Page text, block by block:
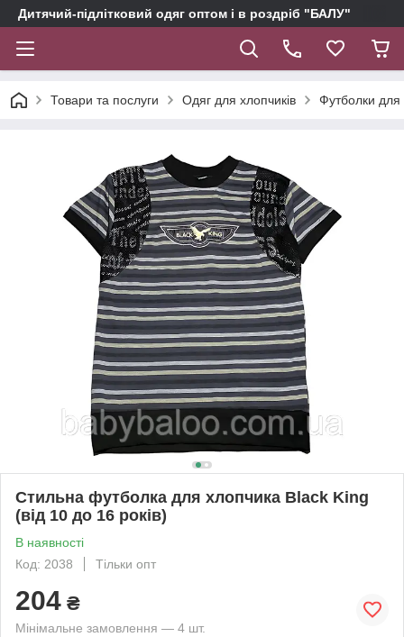
Дитячий-підлітковий одяг оптом і в роздріб "БАЛУ"
Товари та послуги Одяг для хлопчиків Футболки для
Стильна футболка для хлопчика Black King
(від 10 до 16 років)
В наявності
Код: 2038
Тільки опт
204 ₴
Мінімальне замовлення — 4 шт.